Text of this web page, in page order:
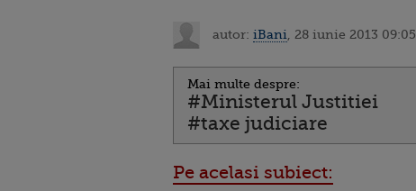
autor: iBani , 28 iunie 2013 09:05
Mai multe despre:
#Ministerul Justitiei
#taxe judiciare
Pe acelasi subiect: